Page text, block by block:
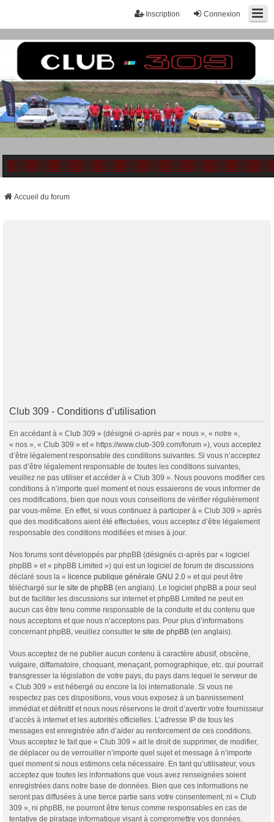
Connexion
Inscription
Accueil du forum
Club 309 - Conditions d’utilisation
En accédant à « Club 309 » (désigné ci-après par « nous », « notre »,
« nos », « Club 309 » et « https://www.club-309.com/forum »), vous acceptez
d’être légalement responsable des conditions suivantes. Si vous n’acceptez
pas d’être légalement responsable de toutes les conditions suivantes,
veuillez ne pas utiliser et accéder à « Club 309 ». Nous pouvons modifier ces
conditions à n’importe quel moment et nous essaierons de vous informer de
ces modifications, bien que nous vous conseillons de vérifier régulièrement
par vous-même. En effet, si vous continuez à participer à « Club 309 » après
que des modifications aient été effectuées, vous acceptez d’être légalement
responsable des conditions modifiées et mises à jour.
Nos forums sont développés par phpBB (désignés ci-après par « logiciel
phpBB » et « phpBB Limited ») qui est un logiciel de forum de discussions
déclaré sous la « licence publique générale GNU 2.0 » et qui peut être
téléchargé sur le site de phpBB (en anglais). Le logiciel phpBB a pour seul
but de faciliter les discussions sur internet et phpBB Limited ne peut en
aucun cas être tenu comme responsable de la conduite et du contenu que
nous acceptons et que nous n’acceptons pas. Pour plus d’informations
concernant phpBB, veuillez consulter le site de phpBB (en anglais).
Vous acceptez de ne publier aucun contenu à caractère abusif, obscène,
vulgaire, diffamatoire, choquant, menaçant, pornographique, etc. qui pourrait
transgresser la législation de votre pays, du pays dans lequel le serveur de
« Club 309 » est hébergé ou encore la loi internationale. Si vous ne
respectez pas ces dispositions, vous vous exposez à un bannissement
immédiat et définitif et nous nous réservons le droit d’avertir votre fournisseur
d’accès à internet et les autorités officielles. L’adresse IP de tous les
messages est enregistrée afin d’aider au renforcement de ces conditions.
Vous acceptez le fait que « Club 309 » ait le droit de supprimer, de modifier,
de déplacer ou de verrouiller n’importe quel sujet et message à n’importe
quel moment si nous estimons cela nécessaire. En tant qu’utilisateur, vous
acceptez que toutes les informations que vous avez renseignées soient
enregistrées dans notre base de données. Bien que ces informations ne
seront pas diffusées à une tierce partie sans votre consentement, ni « Club
309 », ni phpBB, ne pourront être tenus comme responsables en cas de
tentative de piratage informatique visant à compromettre vos données.